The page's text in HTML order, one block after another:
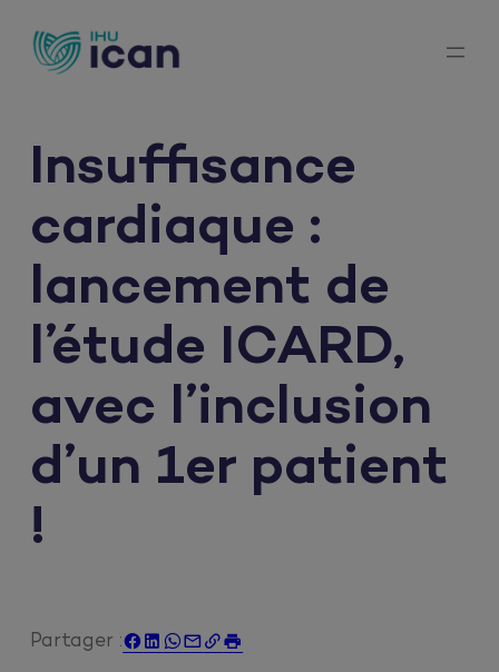
Insuffisance
cardiaque :
lancement de
l’étude ICARD,
avec l’inclusion
d’un 1er patient
!
Partager :  